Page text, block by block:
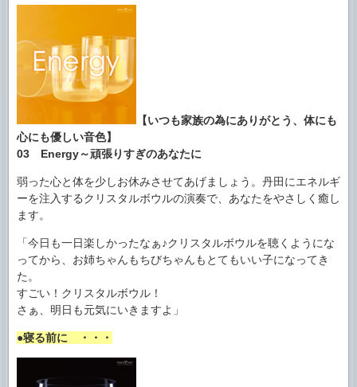
【いつも家族の為にありがとう、体にも
心にも優しい音色】
03 Energy～頑張りすぎのあなたに
弱った心と体を少しお休みさせてあげましょう。丹田にエネルギ
ーを注入するクリスタルボウルの演奏で、あなたをやさしく癒し
ます。
「今日も一日楽しかったなぁ♪クリスタルボウルを聴くようにな
ってから、お姉ちゃんもちびちゃんもとてもいい子になってき
た。
すごい！クリスタルボウル！
さぁ、明日も元気にいきますよ」
●寝る前に ・・・